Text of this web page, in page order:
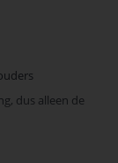
dus alleen de